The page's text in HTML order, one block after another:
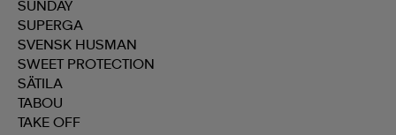
SUNDAY
SUPERGA
SVENSK HUSMAN
SWEET PROTECTION
SÄTILA
TABOU
TAKE OFF